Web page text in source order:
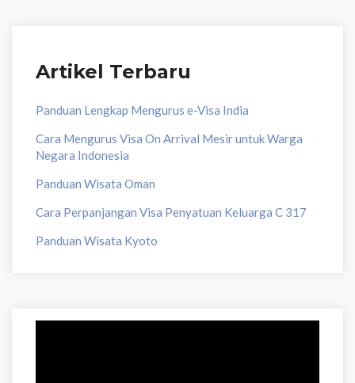
Artikel Terbaru
Panduan Lengkap Mengurus e-Visa India
Cara Mengurus Visa On Arrival Mesir untuk Warga
Negara Indonesia
Panduan Wisata Oman
Cara Perpanjangan Visa Penyatuan Keluarga C 317
Panduan Wisata Kyoto